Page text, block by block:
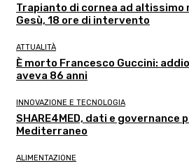
Trapianto di cornea ad altissimo
Gesù, 18 ore di intervento
ATTUALITÀ
È morto Francesco Guccini:
aveva 86 anni
INNOVAZIONE E TECNOLOGIA
SHARE4MED, dati e governance
Mediterraneo
ALIMENTAZIONE